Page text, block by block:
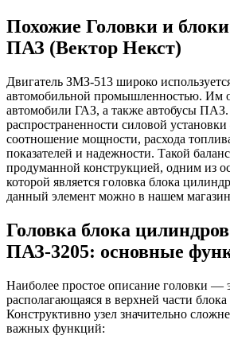
Похожие Головки и
ПАЗ (Вектор Некст)
Двигатель ЗМЗ-513 широко
автомобильной промышленностью. Им
автомобили ГАЗ, а также автобусы
распространенности силовой
соотношение мощности, расхода
показателей и надежности. Такой
продуманной конструкцией, одним из
которой является головка блока
данный элемент можно в нашем
Головка блока
ПАЗ-3205: основные
Наиболее простое описание головки —
располагающаяся в верхней части
Конструктивно узел значительно
важных функций: